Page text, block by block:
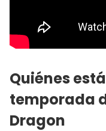
Quiénes
temporada
Dragon